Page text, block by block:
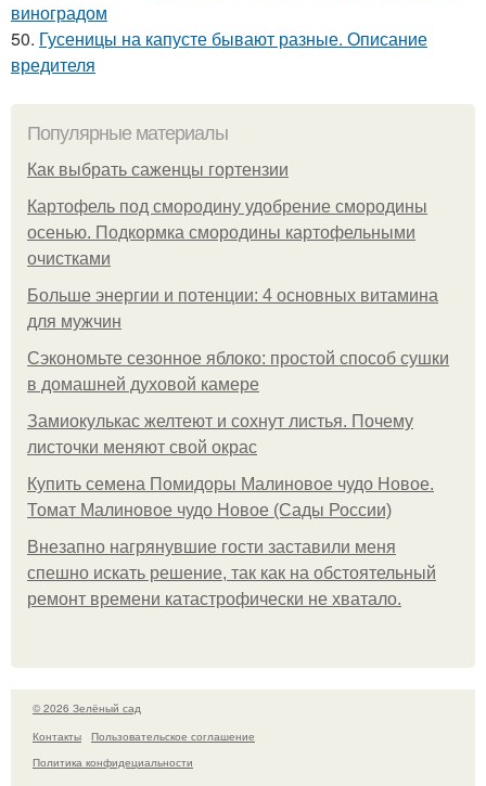
виноградом
50. Гусеницы на капусте бывают разные. Описание
вредителя
Популярные материалы
Как выбрать саженцы гортензии
Картофель под смородину удобрение смородины
осенью. Подкормка смородины картофельными
очистками
Больше энергии и потенции: 4 основных витамина
для мужчин
Сэкономьте сезонное яблоко: простой способ сушки
в домашней духовой камере
Замиокулькас желтеют и сохнут листья. Почему
листочки меняют свой окрас
Купить семена Помидоры Малиновое чудо Новое.
Томат Малиновое чудо Новое (Сады России)
Внезапно нагрянувшие гости заставили меня
спешно искать решение, так как на обстоятельный
ремонт времени катастрофически не хватало.
© 2026 Зелёный сад
Контакты
Пользовательское соглашение
Политика конфидециальности